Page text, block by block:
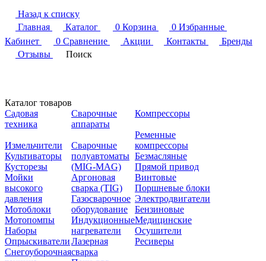
Назад к списку
Главная
Каталог 0 Корзина 0 Избранные
Кабинет
0 Сравнение Акции Контакты
Бренды
Отзывы
Поиск
Каталог товаров
Садовая
техника
Измельчители
Культиваторы
Кусторезы
Мойки
высокого
давления
Мотоблоки
Мотопомпы
Наборы
Опрыскиватели
Снегоуборочная
Сварочные
аппараты
Сварочные
полуавтоматы
(MIG-MAG)
Аргоновая
сварка (TIG)
Газосварочное
оборудование
Индукционные
нагреватели
Лазерная
сварка
Компрессоры
Ременные
компрессоры
Безмасляные
Прямой привод
Винтовые
Поршневые блоки
Электродвигатели
Бензиновые
Медицинские
Осушители
Ресиверы